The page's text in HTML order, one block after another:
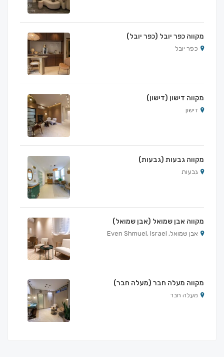
מקווה כפר יובל (כפר יובל)
כפר יובל
מקווה דישון (דישון)
דישון
מקווה גבעות (גבעות)
גבעות
מקווה אבן שמואל (אבן שמואל)
אבן שמואל, Even Shmuel, Israel
מקווה מעלה חבר (מעלה חבר)
מעלה חבר